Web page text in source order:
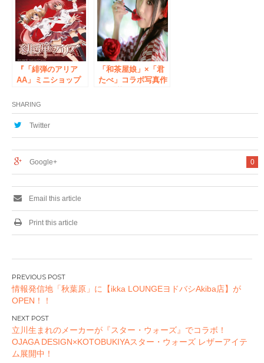
New
10店舗で実施！
『「緋弾のアリア
AA」ミニショップ
AKIHABARAゲーマ
ーズ本店
「和茶屋娘」×「君
たべ」コラボ写真作
SHARING
Twitter
0
Google+
Email this article
Print this article
投
稿
ナ
ビ
ゲ
ー
情報発信地「秋葉原」に【ikka LOUNGEヨドバシAkiba店】が
OPEN！！
立川生まれのメーカーが『スター・ウォーズ』でコラボ！
OJAGA DESIGN×KOTOBUKIYAスター・ウォーズ レザーアイテ
ム展開中！